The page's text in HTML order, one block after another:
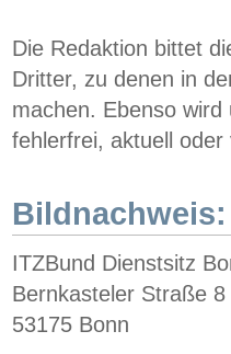
Die Redaktion bittet
Dritter, zu denen in
machen. Ebenso
fehlerfrei, aktuell oder
Bildnachweis:
ITZBund Dienstsitz
Bernkasteler Straße 8
53175 Bonn